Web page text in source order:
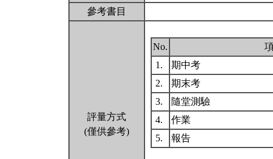
參考書目
評量方式
(僅供參考)
No.
1.
期中考
2.
期末考
3.
隨堂測驗
4.
作業
5.
報告